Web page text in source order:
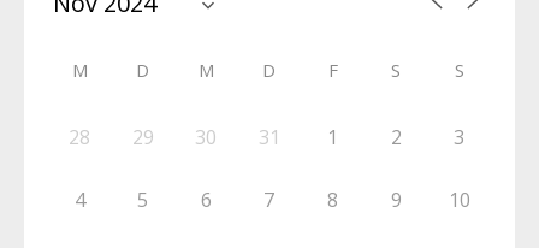
M D M D F S S
28 29 30 31 1 2 3
4 5 6 7 8 9 10